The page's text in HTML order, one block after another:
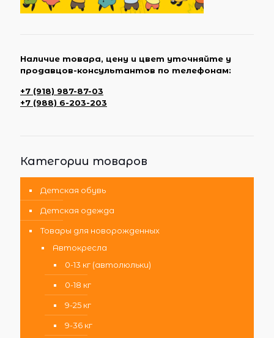
Наличие товара, цену и цвет уточняйте у
продавцов-консультантов по телефонам:
+7 (918) 987-87-03
+7 (988) 6-203-203
Категории товаров
Детская обувь
Детская одежда
Товары для новорожденных
Автокресла
0-13 кг (автолюльки)
0-18 кг
9-25 кг
9-36 кг